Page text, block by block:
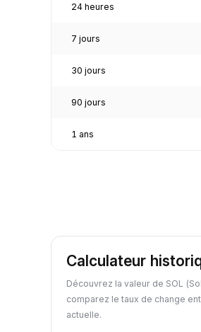
24 heures
7 jours
30 jours
90 jours
1 ans
Calculateur
Découvrez la valeur de SOL
comparez le taux de change
actuelle.